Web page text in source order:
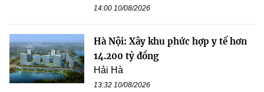
14:00 10/08/2026
Hà Nội: Xây khu phức hợp y tế hơn
14.200 tỷ đồng
Hải Hà
13:32 10/08/2026